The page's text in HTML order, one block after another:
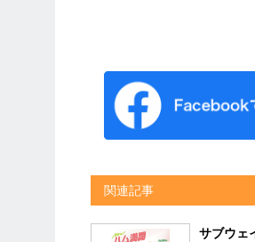
関連記事
サブウェ